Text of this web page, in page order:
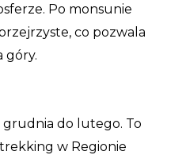
Po monsunie
co pozwala
góry.
do lutego. To
w Regionie